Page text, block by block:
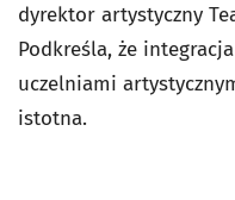
dyrektor artystyczny
Podkreśla, że
uczelniami
istotna.